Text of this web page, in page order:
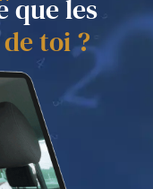
que les
toi ?